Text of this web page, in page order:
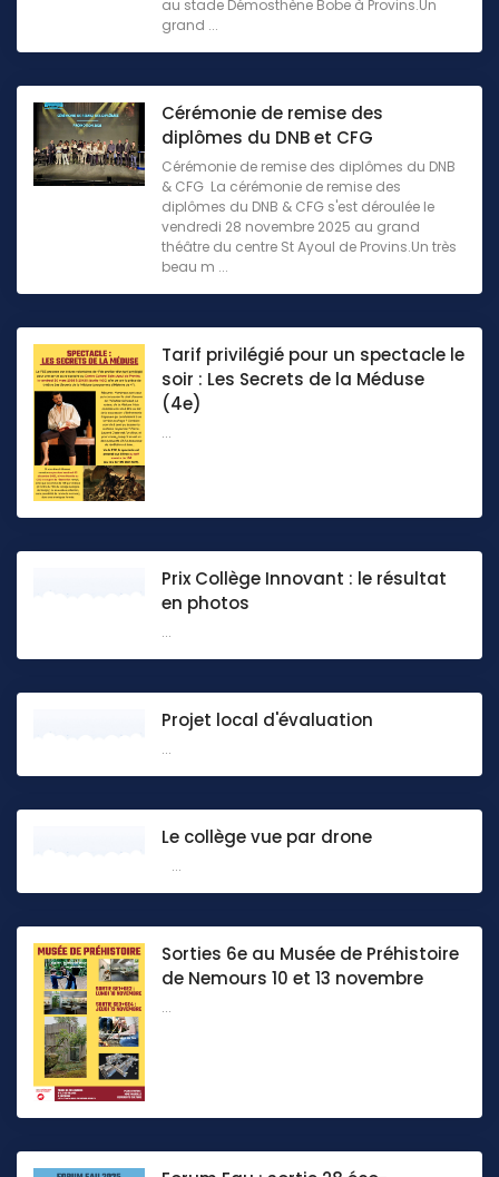
au stade Démosthène Bobe à Provins.Un
grand ...
Cérémonie de remise des
diplômes du DNB et CFG
Cérémonie de remise des diplômes du DNB
& CFG La cérémonie de remise des
diplômes du DNB & CFG s'est déroulée le
vendredi 28 novembre 2025 au grand
théâtre du centre St Ayoul de Provins.Un très
beau m ...
Tarif privilégié pour un spectacle le
soir : Les Secrets de la Méduse
(4e)
...
Prix Collège Innovant : le résultat
en photos
...
Projet local d'évaluation
...
Le collège vue par drone
...
Sorties 6e au Musée de Préhistoire
de Nemours 10 et 13 novembre
...